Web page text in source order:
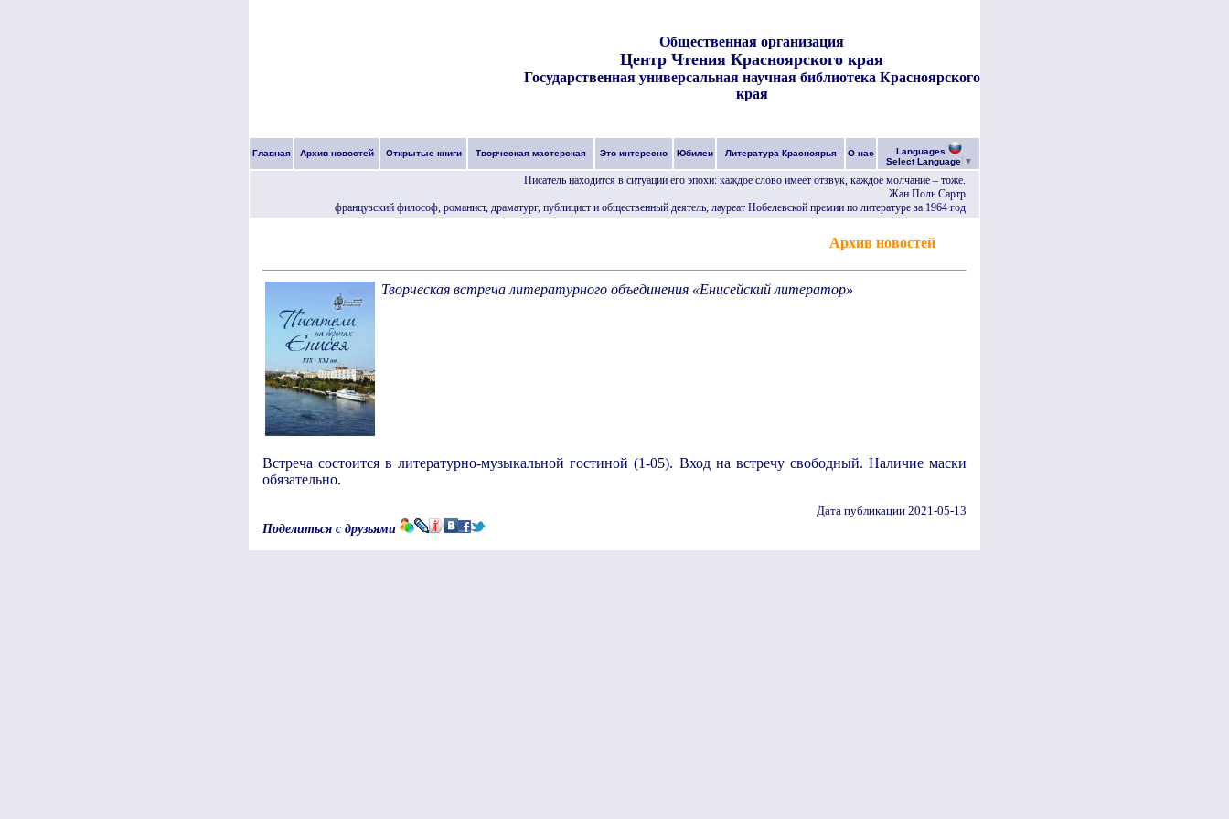
Общественная организация
Центр Чтения Красноярского края
Государственная универсальная научная библиотека Красноярского
края
Главная Архив новостей Открытые книги Творческая мастерская Это интересно Юбилеи Литература Красноярья О нас
Languages
Select Language ▼
Писатель находится в ситуации его эпохи: каждое слово имеет отзвук, каждое молчание – тоже.
Жан Поль Сартр
французский философ, романист, драматург, публицист и общественный деятель, лауреат Нобелевской премии по литературе за 1964 год
Архив новостей
Творческая встреча литературного объединения «Енисейский литератор»
Встреча состоится в литературно-музыкальной гостиной (1-05). Вход на встречу свободный. Наличие маски
обязательно.
Дата публикации 2021-05-13
Поделиться с друзьями